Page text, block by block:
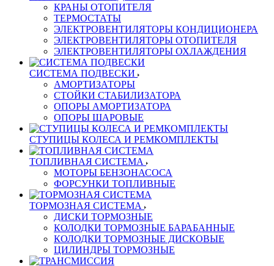
КРАНЫ ОТОПИТЕЛЯ
ТЕРМОСТАТЫ
ЭЛЕКТРОВЕНТИЛЯТОРЫ КОНДИЦИОНЕРА
ЭЛЕКТРОВЕНТИЛЯТОРЫ ОТОПИТЕЛЯ
ЭЛЕКТРОВЕНТИЛЯТОРЫ ОХЛАЖДЕНИЯ
СИСТЕМА ПОДВЕСКИ
АМОРТИЗАТОРЫ
СТОЙКИ СТАБИЛИЗАТОРА
ОПОРЫ АМОРТИЗАТОРА
ОПОРЫ ШАРОВЫЕ
СТУПИЦЫ КОЛЕСА И РЕМКОМПЛЕКТЫ
ТОПЛИВНАЯ СИСТЕМА
МОТОРЫ БЕНЗОНАСОСА
ФОРСУНКИ ТОПЛИВНЫЕ
ТОРМОЗНАЯ СИСТЕМА
ДИСКИ ТОРМОЗНЫЕ
КОЛОДКИ ТОРМОЗНЫЕ БАРАБАННЫЕ
КОЛОДКИ ТОРМОЗНЫЕ ДИСКОВЫЕ
ЦИЛИНДРЫ ТОРМОЗНЫЕ